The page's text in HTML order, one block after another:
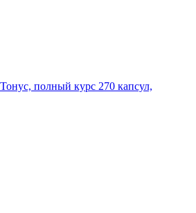
полный курс 270 капсул,